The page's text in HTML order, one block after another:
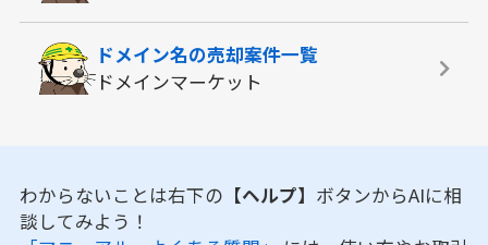
ドメイン名の売却案件一覧
ドメインマーケット
わからないことは右下の 【ヘルプ】 ボタンからAIに相
談してみよう！